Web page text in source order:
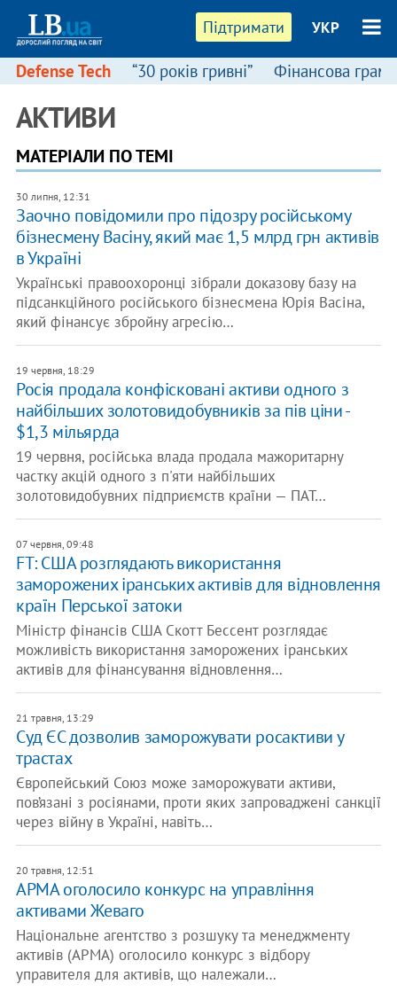
Підтримати УКР
Defense Tech “30 років гривні” Фінансова
АКТИВИ
МАТЕРІАЛИ ПО ТЕМІ
30 липня, 12:31
Заочно повідомили про підозру російському
бізнесмену Васіну, який має 1,5 млрд грн активів
в Україні
Українські правоохоронці зібрали доказову базу на
підсанкційного російського бізнесмена Юрія Васіна,
який фінансує збройну агресію…
19 червня, 18:29
Росія продала конфісковані активи одного з
найбільших золотовидобувників за пів ціни -
$1,3 мільярда
19 червня, російська влада продала мажоритарну
частку акцій одного з п'яти найбільших
золотовидобувних підприємств країни — ПАТ…
07 червня, 09:48
FT: США розглядають використання
заморожених іранських активів для відновлення
країн Перської затоки
Міністр фінансів США Скотт Бессент розглядає
можливість використання заморожених іранських
активів для фінансування відновлення…
21 травня, 13:29
Суд ЄС дозволив заморожувати росактиви у
трастах
Європейський Союз може заморожувати активи,
пов’язані з росіянами, проти яких запроваджені санкції
через війну в Україні, навіть…
20 травня, 12:51
АРМА оголосило конкурс на управління
активами Жеваго
Національне агентство з розшуку та менеджменту
активів (АРМА) оголосило конкурс з відбору
управителя для активів, що належали…